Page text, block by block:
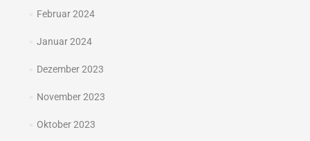
Februar 2024
Januar 2024
Dezember 2023
November 2023
Oktober 2023